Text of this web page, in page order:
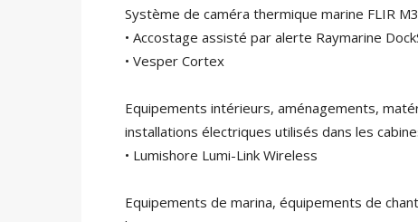
Système de caméra thermique marine FLIR
• Accostage assisté par alerte Raymarine
• Vesper Cortex
Equipements intérieurs, aménagements,
installations électriques utilisés dans les
• Lumishore Lumi-Link Wireless
Equipements de marina, équipements de